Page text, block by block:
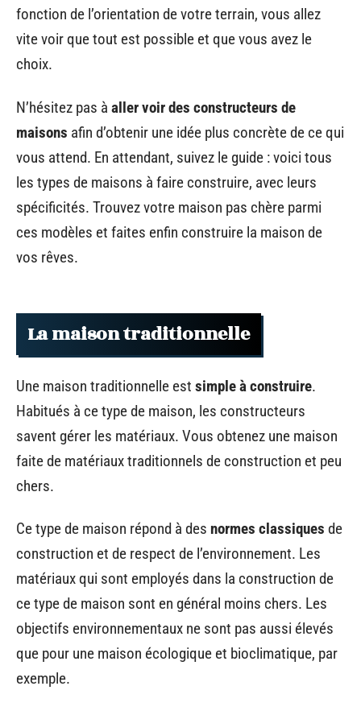
fonction de l’orientation de votre terrain, vous allez
vite voir que tout est possible et que vous avez le
choix.
N’hésitez pas à aller voir des constructeurs de
maisons afin d’obtenir une idée plus concrète de ce qui
vous attend. En attendant, suivez le guide : voici tous
les types de maisons à faire construire, avec leurs
spécificités. Trouvez votre maison pas chère parmi
ces modèles et faites enfin construire la maison de
vos rêves.
La maison traditionnelle
Une maison traditionnelle est simple à construire.
Habitués à ce type de maison, les constructeurs
savent gérer les matériaux. Vous obtenez une maison
faite de matériaux traditionnels de construction et peu
chers.
Ce type de maison répond à des normes classiques de
construction et de respect de l’environnement. Les
matériaux qui sont employés dans la construction de
ce type de maison sont en général moins chers. Les
objectifs environnementaux ne sont pas aussi élevés
que pour une maison écologique et bioclimatique, par
exemple.